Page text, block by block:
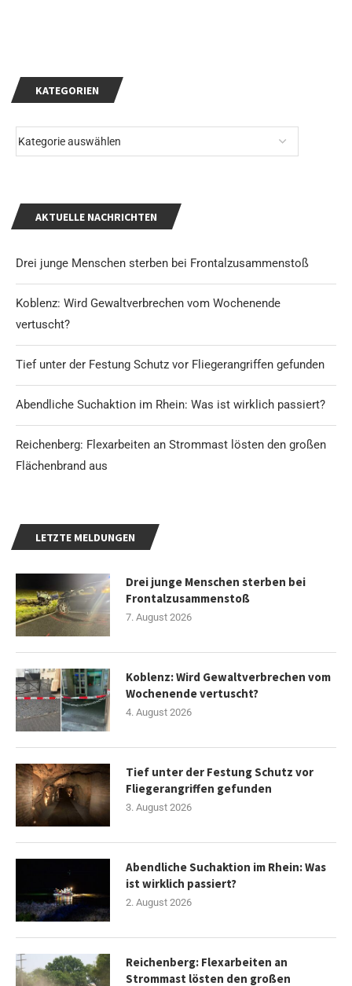
KATEGORIEN
AKTUELLE NACHRICHTEN
Drei junge Menschen sterben bei Frontalzusammenstoß
Koblenz: Wird Gewaltverbrechen vom Wochenende
vertuscht?
Tief unter der Festung Schutz vor Fliegerangriffen gefunden
Abendliche Suchaktion im Rhein: Was ist wirklich passiert?
Reichenberg: Flexarbeiten an Strommast lösten den großen
Flächenbrand aus
LETZTE MELDUNGEN
Drei junge Menschen sterben bei
Frontalzusammenstoß
7. August 2026
Koblenz: Wird Gewaltverbrechen vom
Wochenende vertuscht?
4. August 2026
Tief unter der Festung Schutz vor
Fliegerangriffen gefunden
3. August 2026
Abendliche Suchaktion im Rhein: Was
ist wirklich passiert?
2. August 2026
Reichenberg: Flexarbeiten an
Strommast lösten den großen